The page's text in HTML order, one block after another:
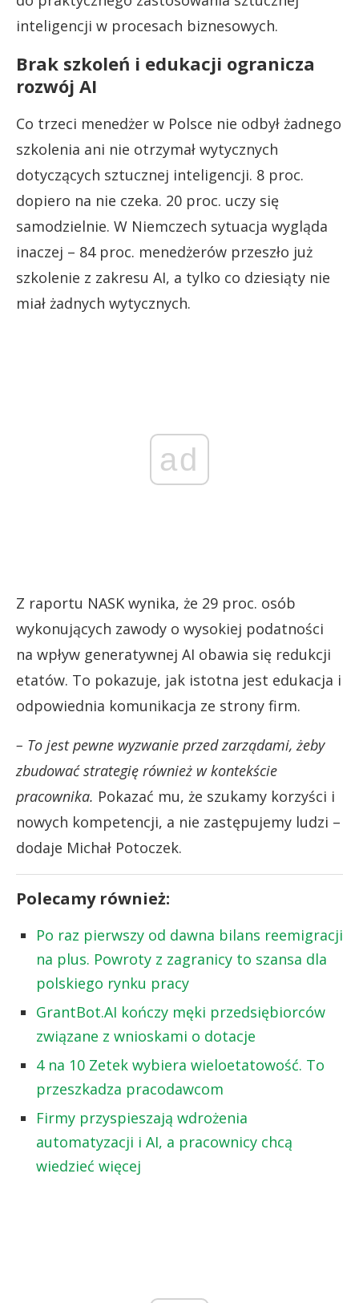
inteligencji w procesach biznesowych.
Brak szkoleń i edukacji ogranicza
rozwój AI
Co trzeci menedżer w Polsce nie odbył żadnego
szkolenia ani nie otrzymał wytycznych
dotyczących sztucznej inteligencji. 8 proc.
dopiero na nie czeka. 20 proc. uczy się
samodzielnie. W Niemczech sytuacja wygląda
inaczej – 84 proc. menedżerów przeszło już
szkolenie z zakresu AI, a tylko co dziesiąty nie
miał żadnych wytycznych.
ad
Z raportu NASK wynika, że 29 proc. osób
wykonujących zawody o wysokiej podatności
na wpływ generatywnej AI obawia się redukcji
etatów. To pokazuje, jak istotna jest edukacja i
odpowiednia komunikacja ze strony firm.
– To jest pewne wyzwanie przed zarządami, żeby
zbudować strategię również w kontekście
pracownika. Pokazać mu, że szukamy korzyści i
nowych kompetencji, a nie zastępujemy ludzi –
dodaje Michał Potoczek.
Polecamy również:
Po raz pierwszy od dawna bilans reemigracji
na plus. Powroty z zagranicy to szansa dla
polskiego rynku pracy
GrantBot.AI kończy męki przedsiębiorców
związane z wnioskami o dotacje
4 na 10 Zetek wybiera wieloetatowość. To
przeszkadza pracodawcom
Firmy przyspieszają wdrożenia
automatyzacji i AI, a pracownicy chcą
wiedzieć więcej